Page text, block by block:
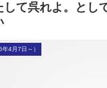
して呉れよ。とし
4月7日～）